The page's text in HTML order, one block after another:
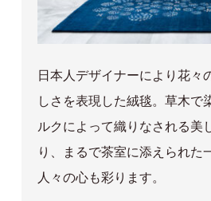
日本人デザイナーにより花々
しさを表現した絨毯。草木で
ルクによって織りなされる美
り、まるで茶室に添えられた
人々の心も彩ります。